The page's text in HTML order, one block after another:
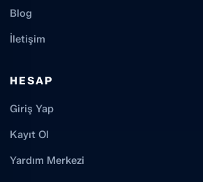
Blog
İletişim
HESAP
Giriş Yap
Kayıt Ol
Yardım Merkezi